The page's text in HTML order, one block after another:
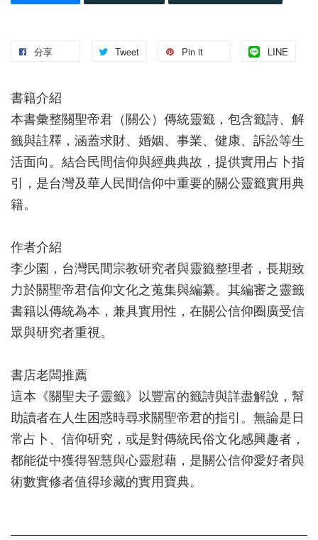
分享 Tweet Pin it LINE
書籍介紹
本書彙整關聖帝君（關公）傳統靈籤，包含籤詩、解
籤與註釋，涵蓋求財、婚姻、事業、健康、訴訟等生
活面向。結合民間信仰與經典典故，提供實用占卜指
引，是台灣及華人民間信仰中重要的關公靈籤實用典
籍。
作者介紹
李少園，台灣民間宗教研究者與靈籤整理者，長期致
力於關聖帝君信仰文化之蒐集與編纂。其編審之靈籤
書籍以傳統為本，兼具實用性，在關公信仰圈廣受信
眾與研究者重視。
書店老闆推薦
這本《關聖夫子靈籤》以豐富的籤詩與詳盡解說，幫
助讀者在人生困惑時尋求關聖帝君的指引。無論是日
常占卜、信仰研究，或是對傳統民俗文化感興趣者，
都能從中獲得智慧與心靈慰藉，是關公信仰愛好者與
術數實修者值得珍藏的實用寶典。